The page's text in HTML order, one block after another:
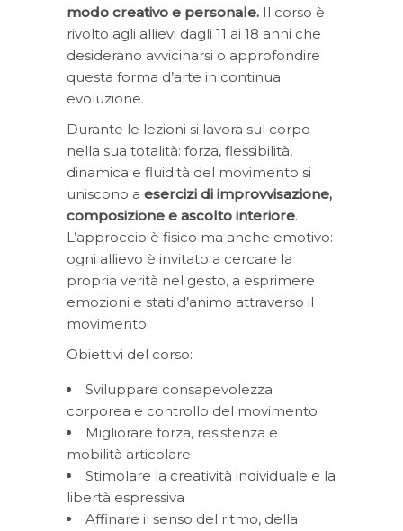
modo creativo e personale. Il corso è
rivolto agli allievi dagli 11 ai 18 anni che
desiderano avvicinarsi o approfondire
questa forma d’arte in continua
evoluzione.
Durante le lezioni si lavora sul corpo
nella sua totalità: forza, flessibilità,
dinamica e fluidità del movimento si
uniscono a esercizi di improvvisazione,
composizione e ascolto interiore.
L’approccio è fisico ma anche emotivo:
ogni allievo è invitato a cercare la
propria verità nel gesto, a esprimere
emozioni e stati d’animo attraverso il
movimento.
Obiettivi del corso:
Sviluppare consapevolezza
corporea e controllo del movimento
Migliorare forza, resistenza e
mobilità articolare
Stimolare la creatività individuale e la
libertà espressiva
Affinare il senso del ritmo, della